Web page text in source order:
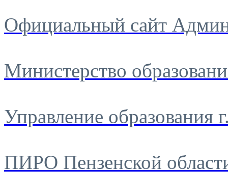
Официальный сайт
Министерство
Управление образования
ПИРО Пензенской